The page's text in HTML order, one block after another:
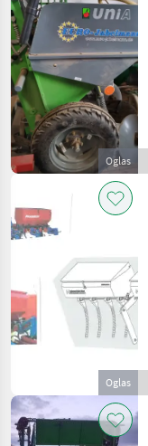
Oglas
Oglas